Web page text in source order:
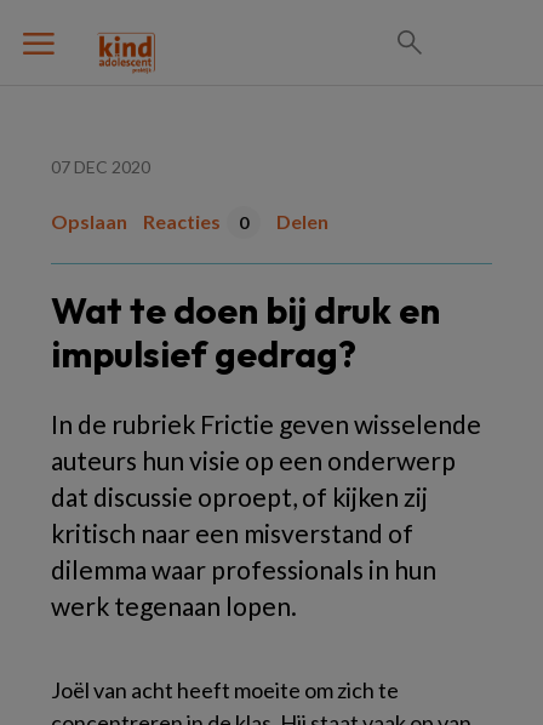
07 DEC 2020
Opslaan Reacties 0 Delen
Wat te doen bij druk en
impulsief gedrag?
In de rubriek Frictie geven wisselende
auteurs hun visie op een onderwerp
dat discussie oproept, of kijken zij
kritisch naar een misverstand of
dilemma waar professionals in hun
werk tegenaan lopen.
Joël van acht heeft moeite om zich te